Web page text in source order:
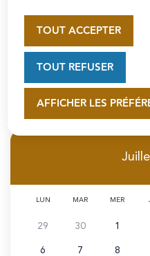
AFFICHER LES
TOUT ACCEPTER
TOUT REFUSER
Soutenez la
Maclou en vous
Fondation
En savoir plus
Apollinaire vous
dans son patio
musical aux
groupe Acorda
LUN MAR MER
29 30 1
6 7 8